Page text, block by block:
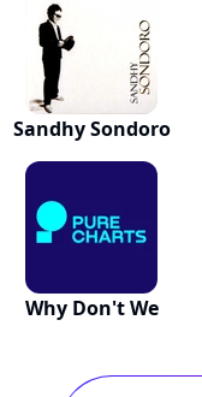
Sandhy Sondoro
Why Don't We